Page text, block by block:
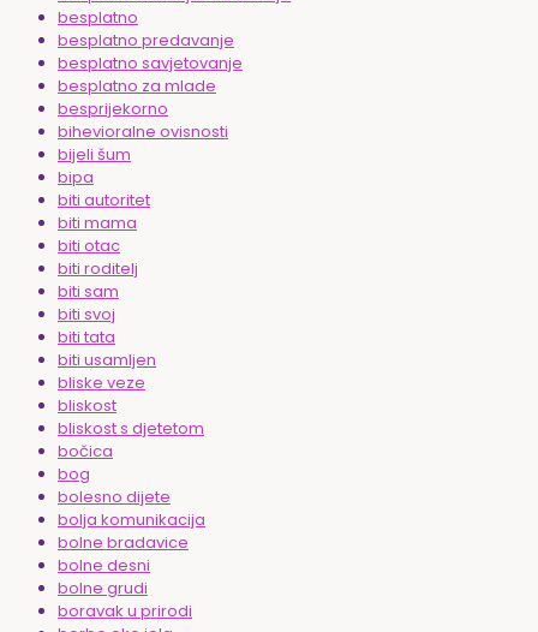
besplatno
besplatno predavanje
besplatno savjetovanje
besplatno za mlade
besprijekorno
bihevioralne ovisnosti
bijeli šum
bipa
biti autoritet
biti mama
biti otac
biti roditelj
biti sam
biti svoj
biti tata
biti usamljen
bliske veze
bliskost
bliskost s djetetom
bočica
bog
bolesno dijete
bolja komunikacija
bolne bradavice
bolne desni
bolne grudi
boravak u prirodi